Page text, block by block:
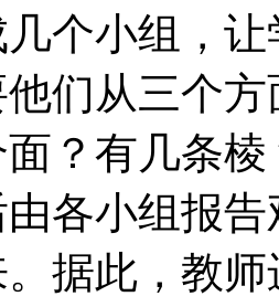
个小组，
们从三个
？有几条
各小组报
据此，教